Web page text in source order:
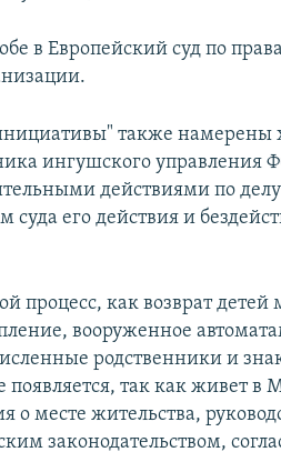
в Европейский суд по
также намерены
ингушского управления
действиями по
его действия и
процесс, как возврат
вооруженное
родственники и
появляется, так как живет в
о месте жительства,
законодательством,